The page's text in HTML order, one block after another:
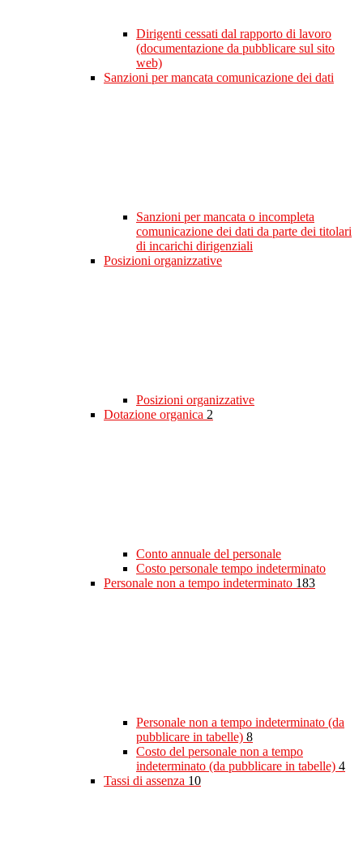
Dirigenti cessati dal rapporto di lavoro
(documentazione da pubblicare sul sito
web)
Sanzioni per mancata comunicazione dei dati
Sanzioni per mancata o incompleta
comunicazione dei dati da parte dei titolari
di incarichi dirigenziali
Posizioni organizzative
Posizioni organizzative
Dotazione organica 2
Conto annuale del personale
Costo personale tempo indeterminato
Personale non a tempo indeterminato 183
Personale non a tempo indeterminato (da
pubblicare in tabelle) 8
Costo del personale non a tempo
indeterminato (da pubblicare in tabelle) 4
Tassi di assenza 10